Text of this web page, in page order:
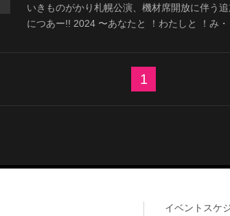
いきものがかり札幌公演、機材席開放に伴う
につあー!! 2024 〜あなたと ！わたしと ！み・
1
イベントスケ